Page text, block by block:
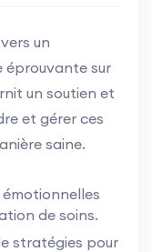
un
éprouvante sur
un soutien et
et gérer ces
saine.
de soins.
stratégies pour